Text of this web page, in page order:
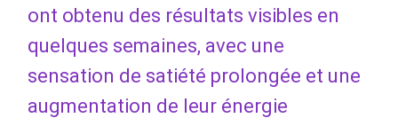
ont obtenu des résultats visibles en
quelques semaines, avec une
sensation de satiété prolongée et une
augmentation de leur énergie